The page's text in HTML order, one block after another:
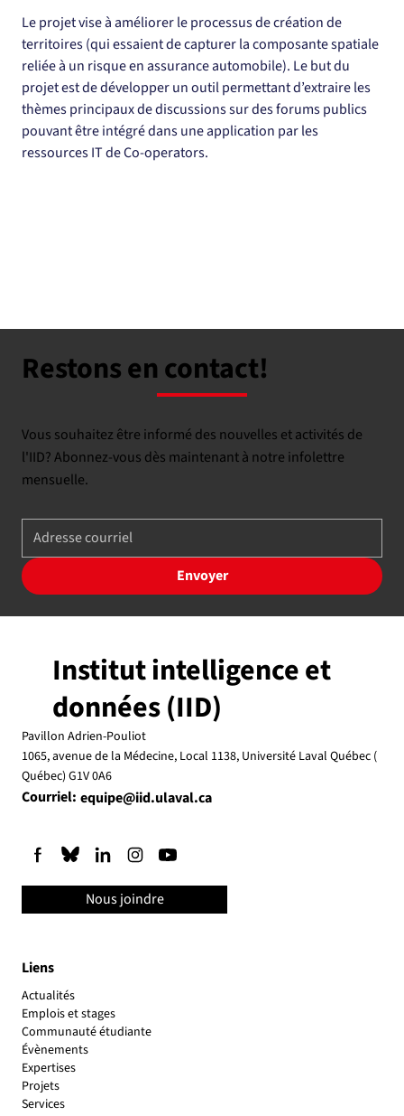
Le projet vise à améliorer le processus de création de
territoires (qui essaient de capturer la composante spatiale
reliée à un risque en assurance automobile). Le but du
projet est de développer un outil permettant d’extraire les
thèmes principaux de discussions sur des forums publics
pouvant être intégré dans une application par les
ressources IT de Co-operators.
Restons en contact!
Vous souhaitez être informé des nouvelles et activités de
l'IID? Abonnez-vous dès maintenant à notre infolettre
mensuelle.
Envoyer
Liens
Actualités
Emplois et stages
Communauté étudiante
Évènements
Expertises
Projets
Services
Institut intelligence et
données (IID)
Pavillon Adrien-Pouliot
1065, avenue de la Médecine, Local 1138, Université Laval Québec (
Québec) G1V 0A6
Courriel: equipe@iid.ulaval.ca
Nous joindre